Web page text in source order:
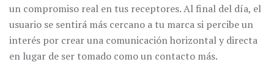
un compromiso real en tus receptores. Al final del día, el
usuario se sentirá más cercano a tu marca si percibe un
interés por crear una comunicación horizontal y directa
en lugar de ser tomado como un contacto más.